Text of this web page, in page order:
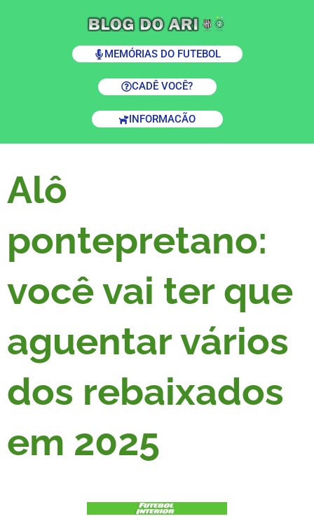
MEMÓRIAS DO FUTEBOL
CADÊ VOCÊ?
INFORMACÃO
Alô
pontepretano:
você vai ter que
aguentar vários
dos rebaixados
em 2025